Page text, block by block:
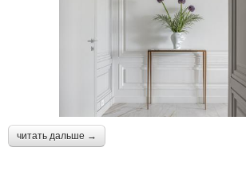
читать дальше →